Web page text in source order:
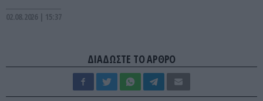
02.08.2026 | 15:37
ΔΙΑΔΩΣΤΕ ΤΟ ΑΡΘΡΟ